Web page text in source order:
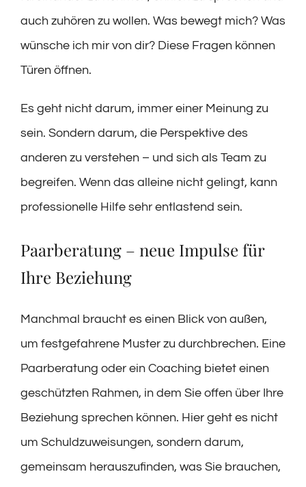
auch zuhören zu wollen. Was bewegt mich? Was
wünsche ich mir von dir? Diese Fragen können
Türen öffnen.
Es geht nicht darum, immer einer Meinung zu
sein. Sondern darum, die Perspektive des
anderen zu verstehen – und sich als Team zu
begreifen. Wenn das alleine nicht gelingt, kann
professionelle Hilfe sehr entlastend sein.
Paarberatung – neue Impulse für
Ihre Beziehung
Manchmal braucht es einen Blick von außen,
um festgefahrene Muster zu durchbrechen. Eine
Paarberatung oder ein Coaching bietet einen
geschützten Rahmen, in dem Sie offen über Ihre
Beziehung sprechen können. Hier geht es nicht
um Schuldzuweisungen, sondern darum,
gemeinsam herauszufinden, was Sie brauchen,